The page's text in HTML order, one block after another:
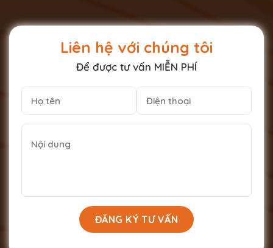
Liên hệ với chúng tôi
Để được tư vấn MIỄN PHÍ